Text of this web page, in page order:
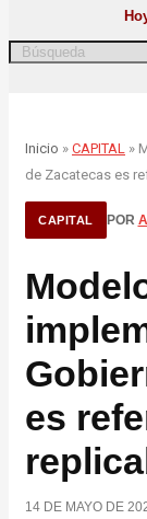
Inicio » CAPITAL »
de Zacatecas es
CAPITAL POR
es
14 DE MAYO DE